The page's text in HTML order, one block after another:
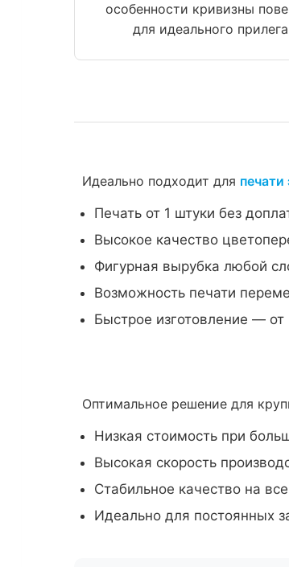
особенности кривизны
для идеального
Идеально подходит для печати
Печать от 1 штуки без
Высокое качество
Фигурная вырубка любой
Возможность печати
Быстрое изготовление — от
Оптимальное решение для
Низкая стоимость при
Высокая скорость
Стабильное качество на
Идеально для постоянных